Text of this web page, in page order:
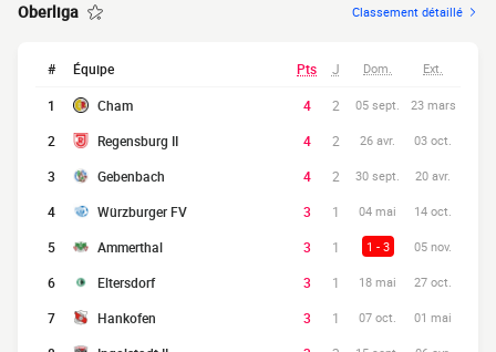
Oberliga Classement détaillé
# Équipe Pts J Dom. Ext.
1 Cham 4 2 05 sept. 23 mars
2 Regensburg II 4 2 26 avr. 03 oct.
3 Gebenbach 4 2 30 sept. 20 avr.
4 Würzburger FV 3 1 04 mai 14 oct.
5 Ammerthal 3 1 1 - 3 05 nov.
6 Eltersdorf 3 1 18 mai 27 oct.
7 Hankofen 3 1 07 oct. 01 mai